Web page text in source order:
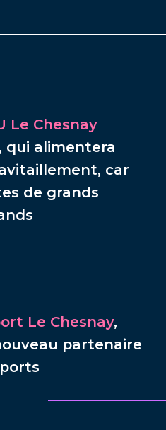
Le Chesnay
, qui alimentera
car
de grands
Le Chesnay,
partenaire